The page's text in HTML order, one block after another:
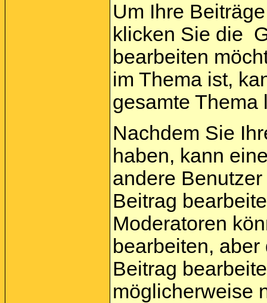
Um Ihre
klicken Sie die
bearbeiten
im Thema ist,
gesamte Thema
Nachdem Sie
haben, kann
andere
Beitrag
Moderatoren
bearbeiten,
Beitrag
möglicherweise